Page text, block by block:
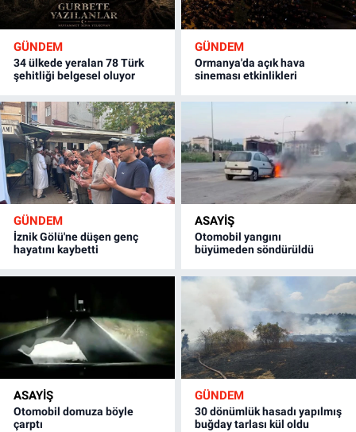
GÜNDEM
34 ülkede yeralan 78 Türk
şehitliği belgesel oluyor
GÜNDEM
Ormanya'da açık hava
sineması etkinlikleri
GÜNDEM
İznik Gölü'ne düşen genç
hayatını kaybetti
ASAYİŞ
Otomobil yangını
büyümeden söndürüldü
ASAYİŞ
Otomobil domuza böyle
çarptı
GÜNDEM
30 dönümlük hasadı yapılmış
buğday tarlası kül oldu